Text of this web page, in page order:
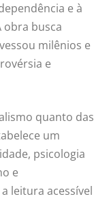
e à
obra busca
milênios e
e
quanto das
um
psicologia
e
leitura acessível